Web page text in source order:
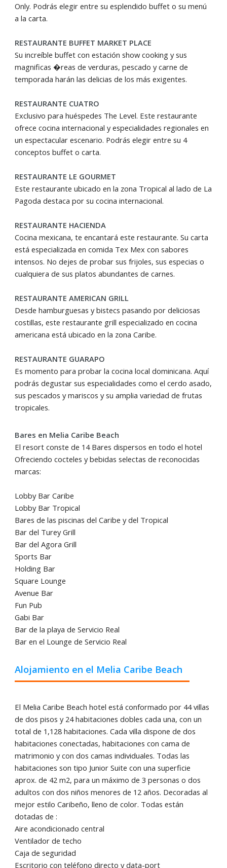
Only. Podrás elegir entre su esplendido buffet o su menú
a la carta.
RESTAURANTE BUFFET MARKET PLACE
Su increíble buffet con estación show cooking y sus
magnificas �reas de verduras, pescado y carne de
temporada harán las delicias de los más exigentes.
RESTAURANTE CUATRO
Exclusivo para huéspedes The Level. Este restaurante
ofrece cocina internacional y especialidades regionales en
un espectacular escenario. Podrás elegir entre su 4
conceptos buffet o carta.
RESTAURANTE LE GOURMET
Este restaurante ubicado en la zona Tropical al lado de La
Pagoda destaca por su cocina internacional.
RESTAURANTE HACIENDA
Cocina mexicana, te encantará este restaurante. Su carta
está especializada en comida Tex Mex con sabores
intensos. No dejes de probar sus frijoles, sus especias o
cualquiera de sus platos abundantes de carnes.
RESTAURANTE AMERICAN GRILL
Desde hamburguesas y bistecs pasando por deliciosas
costillas, este restaurante grill especializado en cocina
americana está ubicado en la zona Caribe.
RESTAURANTE GUARAPO
Es momento para probar la cocina local dominicana. Aquí
podrás degustar sus especialidades como el cerdo asado,
sus pescados y mariscos y su amplia variedad de frutas
tropicales.
Bares en Melia Caribe Beach
El resort conste de 14 Bares dispersos en todo el hotel
Ofreciendo cocteles y bebidas selectas de reconocidas
marcas:
Lobby Bar Caribe
Lobby Bar Tropical
Bares de las piscinas del Caribe y del Tropical
Bar del Turey Grill
Bar del Agora Grill
Sports Bar
Holding Bar
Square Lounge
Avenue Bar
Fun Pub
Gabi Bar
Bar de la playa de Servicio Real
Bar en el Lounge de Servicio Real
Alojamiento en el Melia Caribe Beach
El Melia Caribe Beach hotel está conformado por 44 villas
de dos pisos y 24 habitaciones dobles cada una, con un
total de 1,128 habitaciones. Cada villa dispone de dos
habitaciones conectadas, habitaciones con cama de
matrimonio y con dos camas individuales. Todas las
habitaciones son tipo Junior Suite con una superficie
aprox. de 42 m2, para un máximo de 3 personas o dos
adultos con dos niños menores de 12 años. Decoradas al
mejor estilo Caribeño, lleno de color. Todas están
dotadas de :
Aire acondicionado central
Ventilador de techo
Caja de seguridad
Escritorio con teléfono directo y data-port